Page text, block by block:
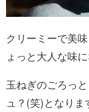
クリーミーで美
ょっと大人な味
玉ねぎのごろっ
ュ？(笑)となり